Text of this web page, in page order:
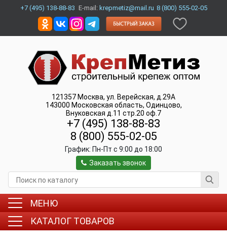
+7 (495) 138-88-83 E-mail: krepmetiz@mail.ru 8 (800) 555-02-05
121357 Москва, ул. Верейская, д.29А
143000 Московская область, Одинцово,
Внуковская д.11 стр.20 оф.7
+7 (495) 138-88-83
8 (800) 555-02-05
График: Пн-Пт c 9:00 до 18:00
Заказать звонок
МЕНЮ
КАТАЛОГ ТОВАРОВ